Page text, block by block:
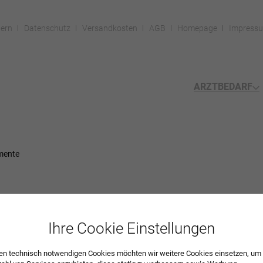
Datenschutz Versandkosten AGB Homepage
ARZTBEDARF
Ihre Cookie Einstellungen
technisch notwendigen Cookies möchten wir weitere Cookies einsetzen, um